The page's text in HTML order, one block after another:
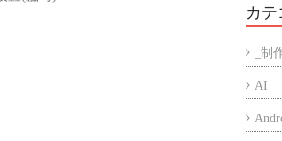
カテ
_制
AI